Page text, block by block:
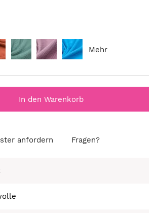
Mehr
In den Warenkorb
anfordern Fragen?